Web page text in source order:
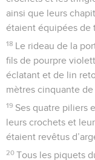
ainsi que leurs
étaient équipées de
18 Le rideau de la
fils de pourpre
éclatant et de lin
mètres cinquante
19 Ses quatre piliers
leurs crochets et
étaient revêtus
20 Tous les piquets